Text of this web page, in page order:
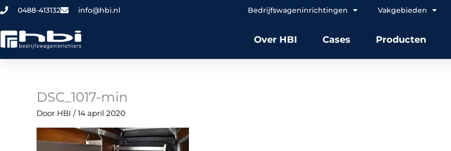
Ga
naar
de
inhoud
0488-413132 info@hbi.nl Bedrijfswageninrichtingen Vakgebieden
Over HBI Cases Producten
DSC_1017-min
Door HBI /14 april 2020